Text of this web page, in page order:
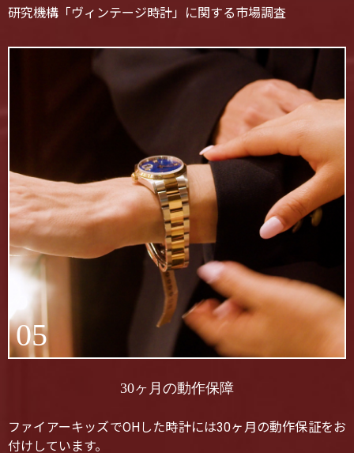
研究機構「ヴィンテージ時計」に関する市場調査
05
30ヶ月の動作保障
ファイアーキッズでOHした時計には30ヶ月の動作保証をお
付けしています。